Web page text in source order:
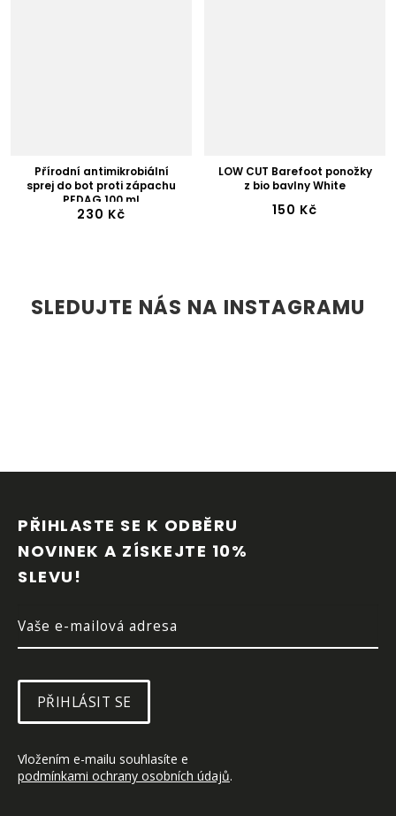
Přírodní antimikrobiální
sprej do bot proti zápachu
PEDAG 100 ml
230 Kč
LOW CUT Barefoot ponožky
z bio bavlny White
150 Kč
SLEDUJTE NÁS NA INSTAGRAMU
PŘIHLASTE SE K ODBĚRU
NOVINEK A ZÍSKEJTE 10%
SLEVU!
PŘIHLÁSIT SE
Vložením e-mailu souhlasíte e
podmínkami ochrany osobních údajů.